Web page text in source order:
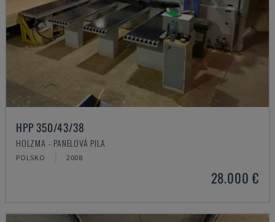
HPP 350/43/38
HOLZMA - PANELOVÁ PILA
POLSKO 2008
28.000 €